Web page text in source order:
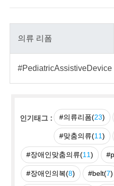
인기태그 : #의류리폼(23)
#맞춤의류(11)
#장애인맞춤의류(11)
#장애인의복(8) #belt(7)